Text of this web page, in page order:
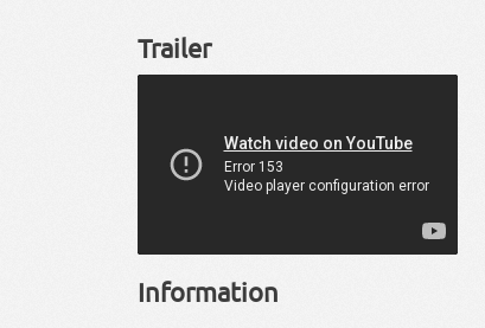
Trailer
Information